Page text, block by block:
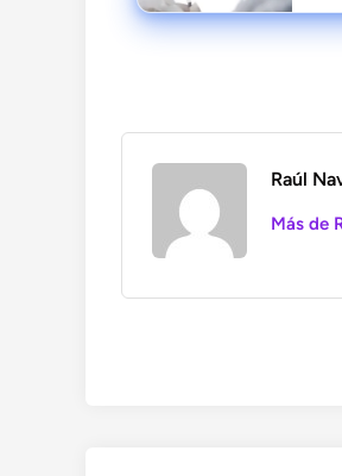
Raúl
Más de